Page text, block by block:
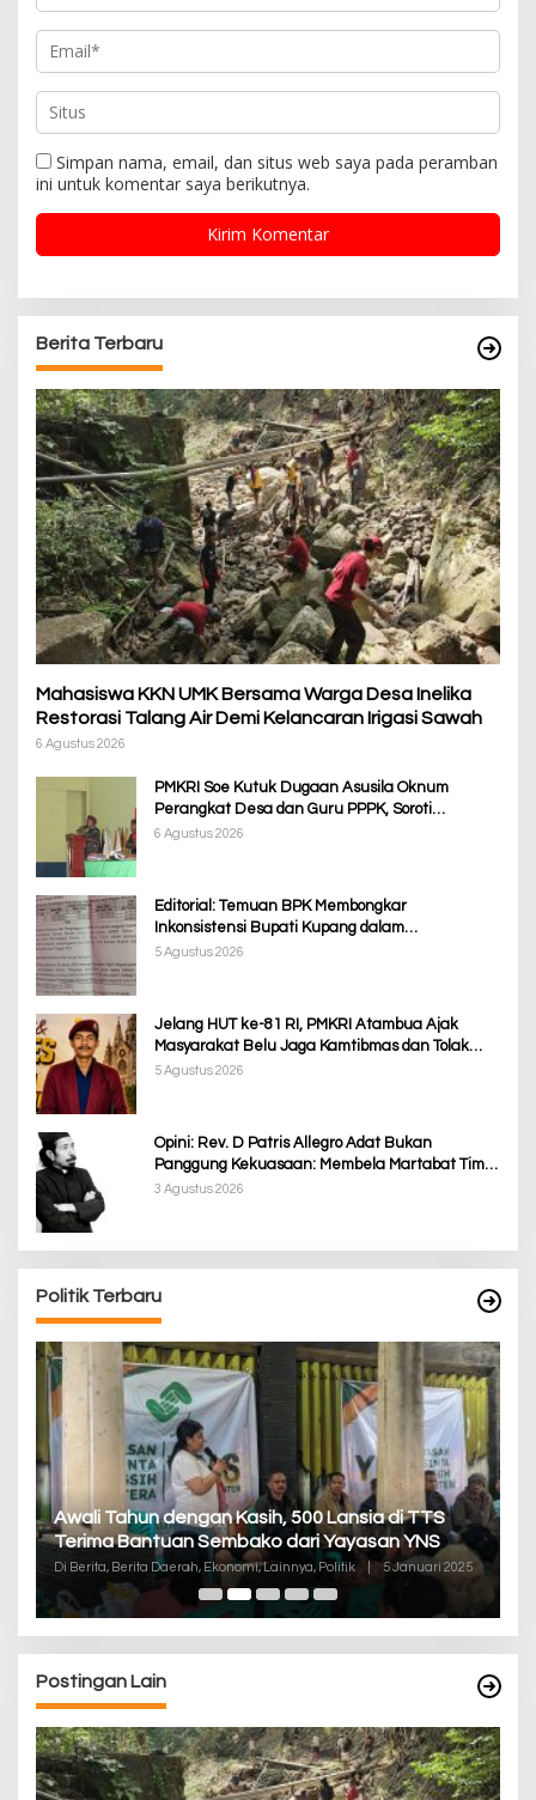
Simpan nama, email, dan situs web saya pada peramban
ini untuk komentar saya berikutnya.
Berita Terbaru
Mahasiswa KKN UMK Bersama Warga Desa Inelika
Restorasi Talang Air Demi Kelancaran Irigasi Sawah
6 Agustus 2026
PMKRI Soe Kutuk Dugaan Asusila Oknum
Perangkat Desa dan Guru PPPK, Soroti
Ketimpangan Penanganan Pemkab TTS
6 Agustus 2026
Editorial: Temuan BPK Membongkar
Inkonsistensi Bupati Kupang dalam
Menjalankan Regulasi
5 Agustus 2026
Jelang HUT ke-81 RI, PMKRI Atambua Ajak
Masyarakat Belu Jaga Kamtibmas dan Tolak
Provokasi
5 Agustus 2026
Opini: Rev. D Patris Allegro Adat Bukan
Panggung Kekuasaan: Membela Martabat Timor
dari Politik Simbolik
3 Agustus 2026
Politik Terbaru
Awali Tahun dengan Kasih, 500 Lansia di TTS
Terima Bantuan Sembako dari Yayasan YNS
Di Berita, Berita Daerah, Ekonomi, Lainnya, Politik 5 Januari 2025
Postingan Lain